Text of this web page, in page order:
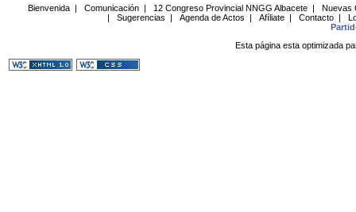
Bienvenida | Comunicación | 12 Congreso Provincial NNGG Albacete |
Nuevas
|
Sugerencias | Agenda de Actos | Afíliate | Contacto |
Esta página esta optimizada